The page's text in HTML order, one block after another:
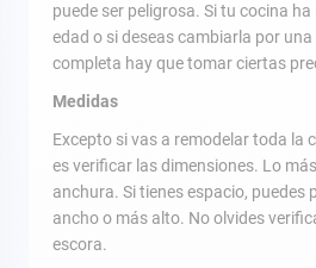
puede ser peligrosa. Si tu cocina
edad o si deseas cambiarla por
completa hay que tomar ciertas
Medidas
Excepto si vas a remodelar toda la
es verificar las dimensiones. Lo
anchura. Si tienes espacio, puedes
ancho o más alto. No olvides
escora.